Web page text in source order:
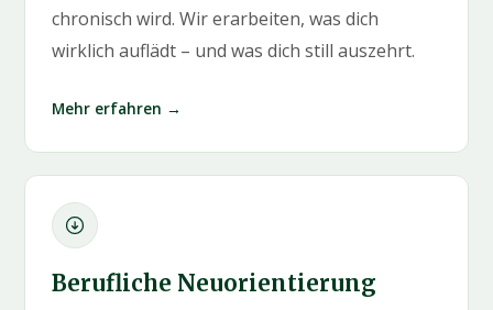
chronisch wird. Wir erarbeiten, was dich
wirklich auflädt – und was dich still auszehrt.
Mehr erfahren →
Berufliche Neuorientierung